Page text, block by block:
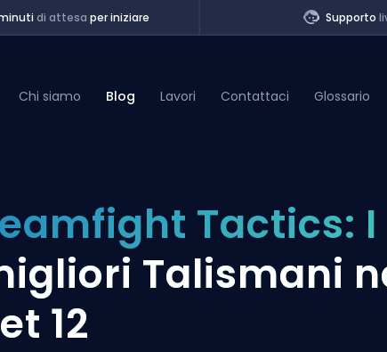
di attesa per iniziare Supporto
Chi siamo Blog Lavori Contattaci Glossario
Tactics: I
Talismani
12